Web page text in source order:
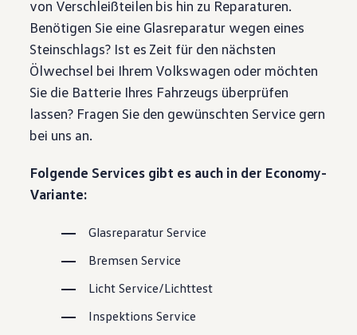
Magazin
Lifestyle
Transport
Familie
Elektromobilität
Volkswagen R
Pannen- und Unfallhilfe
Volkswagen Kundenbetreuung
von Verschleißteilen bis hin zu Reparaturen.
Benötigen Sie eine Glasreparatur wegen eines
Steinschlags? Ist es Zeit für den nächsten
Ölwechsel bei Ihrem Volkswagen oder möchten
Sie die Batterie Ihres Fahrzeugs überprüfen
lassen? Fragen Sie den gewünschten Servicegern
bei uns an.
Folgende Services gibt es auch in der Economy-
Variante:
Glasreparatur Service
Bremsen Service
Licht Service/Lichttest
Inspektions Service